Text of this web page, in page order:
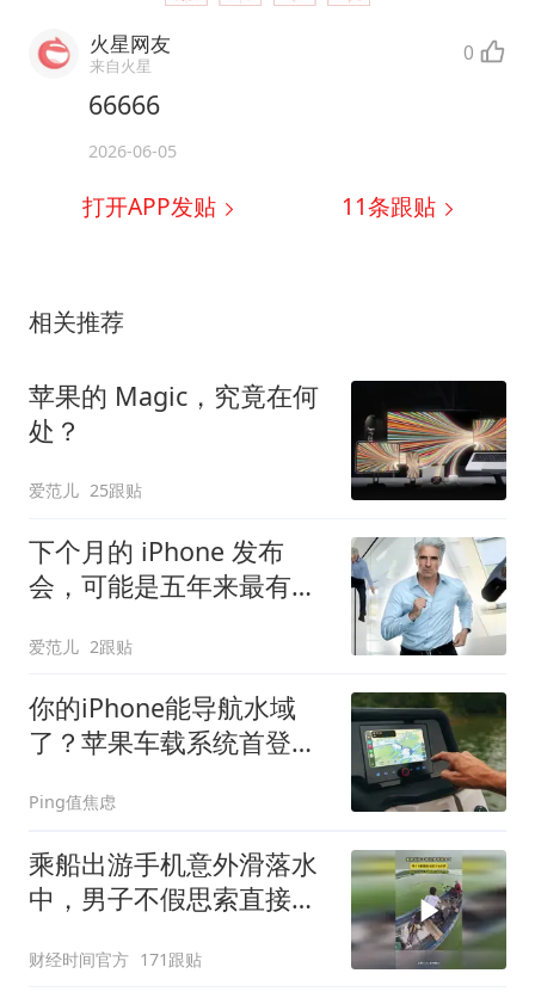
火星网友
来自火星 0
66666
2026-06-05
打开APP发贴 11条跟贴
相关推荐
苹果的 Magic，究竟在何
处？
爱范儿 25跟贴
下个月的 iPhone 发布
会，可能是五年来最有
爱范儿 2跟贴
你的iPhone能导航水域
了？苹果车载系统首登浮
Ping值焦虑
乘船出游手机意外滑落水
中，男子不假思索直接下
财经时间官方 171跟贴